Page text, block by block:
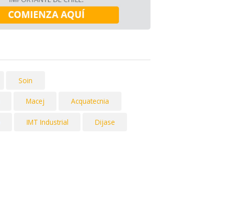
Soin
Macej Acquatecnia
IMT Industrial Dijase